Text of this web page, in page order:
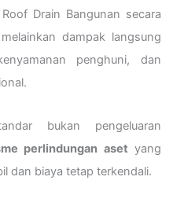
Drain Bangunan secara
dampak langsung
penghuni, dan
bukan pengeluaran
perlindungan aset yang
dan biaya tetap terkendali.